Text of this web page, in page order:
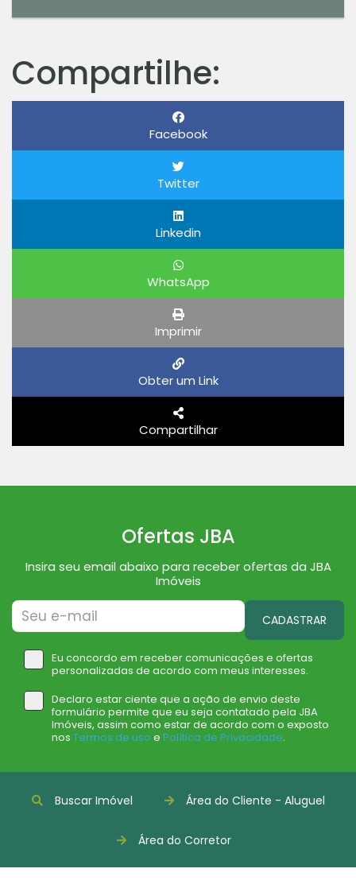
Compartilhe:
Facebook
Twitter
Linkedin
WhatsApp
Imprimir
Obter um Link
Compartilhar
Ofertas JBA
Insira seu email abaixo para receber ofertas da JBA
Imóveis
CADASTRAR
Eu concordo em receber comunicações e ofertas
personalizadas de acordo com meus interesses.
Declaro estar ciente que a ação de envio deste
formulário permite que eu seja contatado pela JBA
Imóveis, assim como estar de acordo com o exposto
nos Termos de uso e Política de Privacidade.
Buscar Imóvel Área do Cliente - Aluguel
Área do Corretor